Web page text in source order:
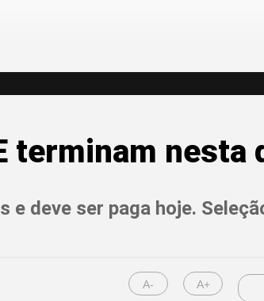
terminam
deve ser paga hoje.
A- A+